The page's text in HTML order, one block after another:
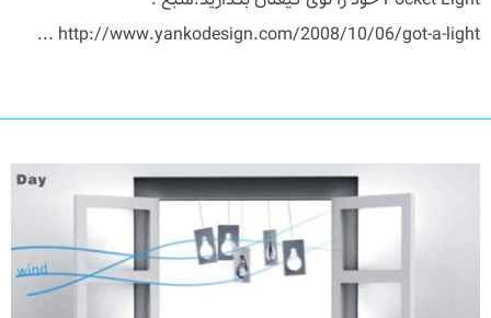
http://www.yankodesign.com/2008/10/06/got-a-light ...